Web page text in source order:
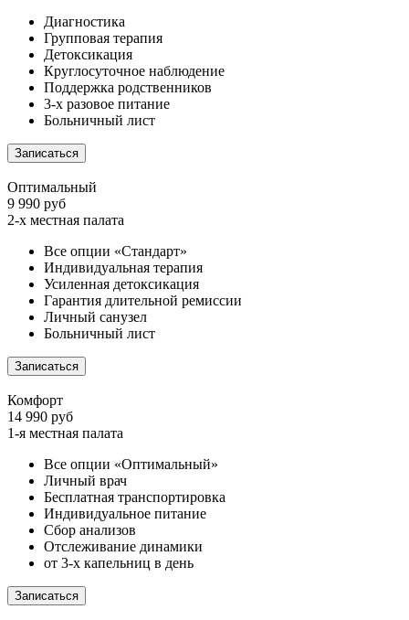
Диагностика
Групповая терапия
Детоксикация
Круглосуточное наблюдение
Поддержка родственников
3-х разовое питание
Больничный лист
Записаться
Оптимальный
9 990 руб
2-х местная палата
Все опции «Стандарт»
Индивидуальная терапия
Усиленная детоксикация
Гарантия длительной ремиссии
Личный санузел
Больничный лист
Записаться
Комфорт
14 990 руб
1-я местная палата
Все опции «Оптимальный»
Личный врач
Бесплатная транспортировка
Индивидуальное питание
Сбор анализов
Отслеживание динамики
от 3-х капельниц в день
Записаться